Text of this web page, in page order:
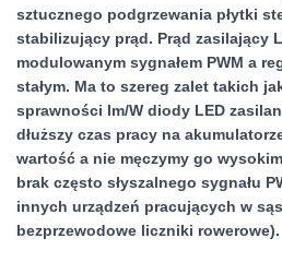
sztucznego podgrzewania płytki
stabilizujący prąd. Prąd zasilający
modulowanym sygnałem PWM a
stałym. Ma to szereg zalet takich
sprawności lm/W diody LED
dłuższy czas pracy na
wartość a nie męczymy go
brak często słyszalnego sygnału
innych urządzeń pracujących w
bezprzewodowe liczniki rowerowe).